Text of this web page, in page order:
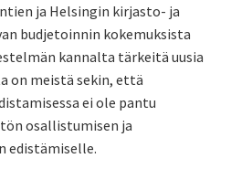
ja Helsingin kirjasto- ja
budjetoinnin kokemuksista
kannalta tärkeitä uusia
on meistä sekin, että
ei ole pantu
osallistumisen ja
edistämiselle.